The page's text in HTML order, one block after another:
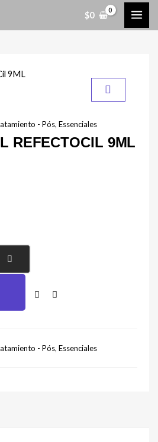
$0
- Pós, Essenciales
REFECTOCIL 9ML
- Pós, Essenciales